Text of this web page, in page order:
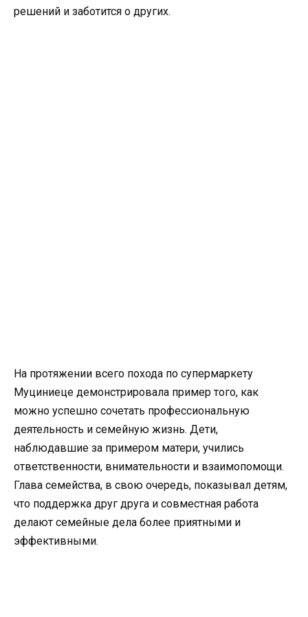
решений и заботится о других.
На протяжении всего похода по супермаркету
Муциниеце демонстрировала пример того, как
можно успешно сочетать профессиональную
деятельность и семейную жизнь. Дети,
наблюдавшие за примером матери, учились
ответственности, внимательности и взаимопомощи.
Глава семейства, в свою очередь, показывал детям,
что поддержка друг друга и совместная работа
делают семейные дела более приятными и
эффективными.